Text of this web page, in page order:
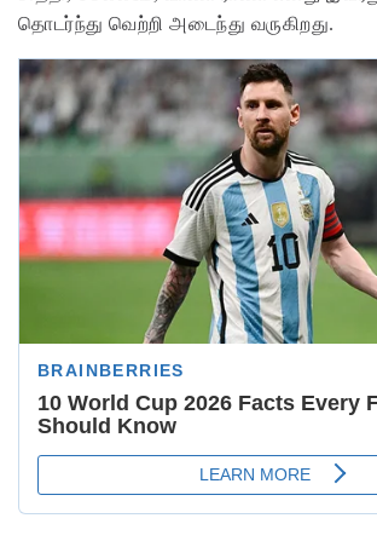
தொடர்ந்து வெற்றி அடைந்து வருகிறது.